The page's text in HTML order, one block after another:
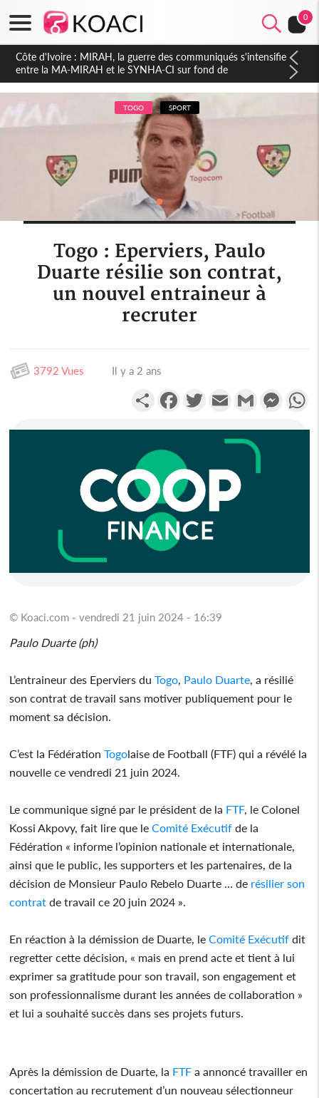
0
Côte d'Ivoire : Indépendance 2026, Thiam plaide pour un
environnement démocratique plus apaisé
TOGO SPORT
Togo : Eperviers, Paulo
Duarte résilie son contrat,
un nouvel entraineur à
recruter
3792 Vues Il y a 2 ans
PartagerFacebookTwitterEmail Gmail
© Koaci.com - vendredi 21 juin 2024 - 16:39
Paulo Duarte (ph)
L’entraineur des Eperviers duTogo Paulo Duarte , a résilié
son contrat de travail sans motiver publiquement pour le
moment sa décision.
C’est la FédérationTogolaise de Football (FTF) qui a révélé la
nouvelle ce vendredi 21 juin 2024.
Le communique signé par le président de la FTF, le Colonel
Kossi Akpovy, fait lire que le Comité Exécutif de la
Fédération « informe l’opinion nationale et internationale,
ainsi que le public, les supporters et les partenaires, de la
décision de Monsieur Paulo Rebelo Duarte … de résilier son
contrat de travail ce 20 juin 2024 ».
En réaction à la démission de Duarte, le Comité Exécutif dit
regretter cette décision, « mais en prend acte et tient à lui
exprimer sa gratitude pour son travail, son engagement et
son professionnalisme durant les années de collaboration »
et lui a souhaité succès dans ses projets futurs.
Après la démission de Duarte, la FTF a annoncé travailler en
concertation au recrutement d’un nouveau sélectionneur